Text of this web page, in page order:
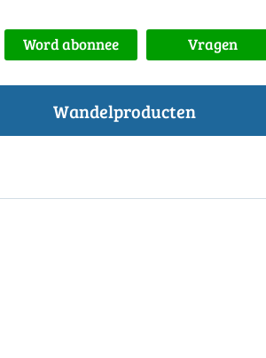
Word abonnee Vragen
Wandelproducten